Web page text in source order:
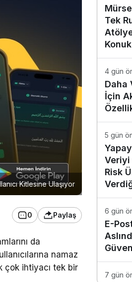
Kitlesine Ulaşıyor
0 Paylaş
da
namaz
çok ihtiyacı tek bir
Tek
4 gün
Daha
İçin
5 gün
Veriyi
Risk
6 gün
E-
7 gün